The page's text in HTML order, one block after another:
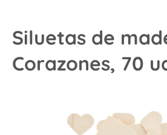
Siluetas de
Corazones, 70